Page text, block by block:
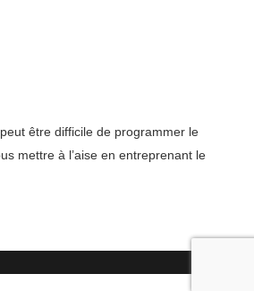
être difficile de programmer le
mettre à l’aise en entreprenant le